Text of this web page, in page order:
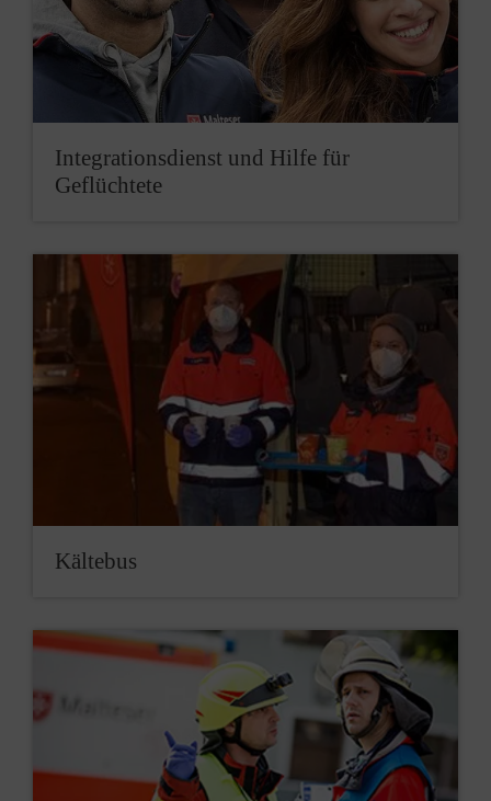
In­te­grations­dienst und Hil­fe für
Geflüchte­te
Kälte­bus